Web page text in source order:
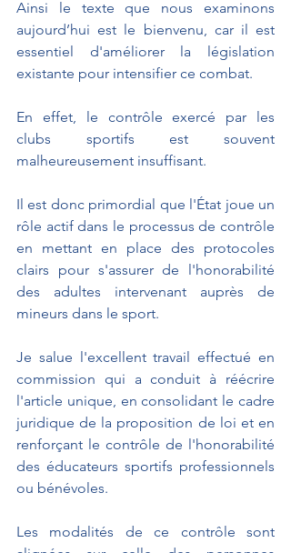
Ainsi le texte que nous examinons
aujourd’hui est le bienvenu, car il est
essentiel d'améliorer la législation
existante pour intensifier ce combat.
En effet, le contrôle exercé par les
clubs sportifs est souvent
malheureusement insuffisant.
Il est donc primordial que l'État joue un
rôle actif dans le processus de contrôle
en mettant en place des protocoles
clairs pour s'assurer de l'honorabilité
des adultes intervenant auprès de
mineurs dans le sport.
Je salue l'excellent travail effectué en
commission qui a conduit à réécrire
l'article unique, en consolidant le cadre
juridique de la proposition de loi et en
renforçant le contrôle de l'honorabilité
des éducateurs sportifs professionnels
ou bénévoles.
Les modalités de ce contrôle sont